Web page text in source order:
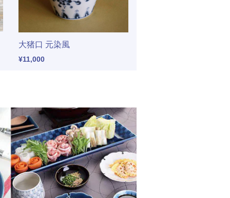
大猪口 元染風
¥11,000